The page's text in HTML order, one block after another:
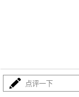
点评一下